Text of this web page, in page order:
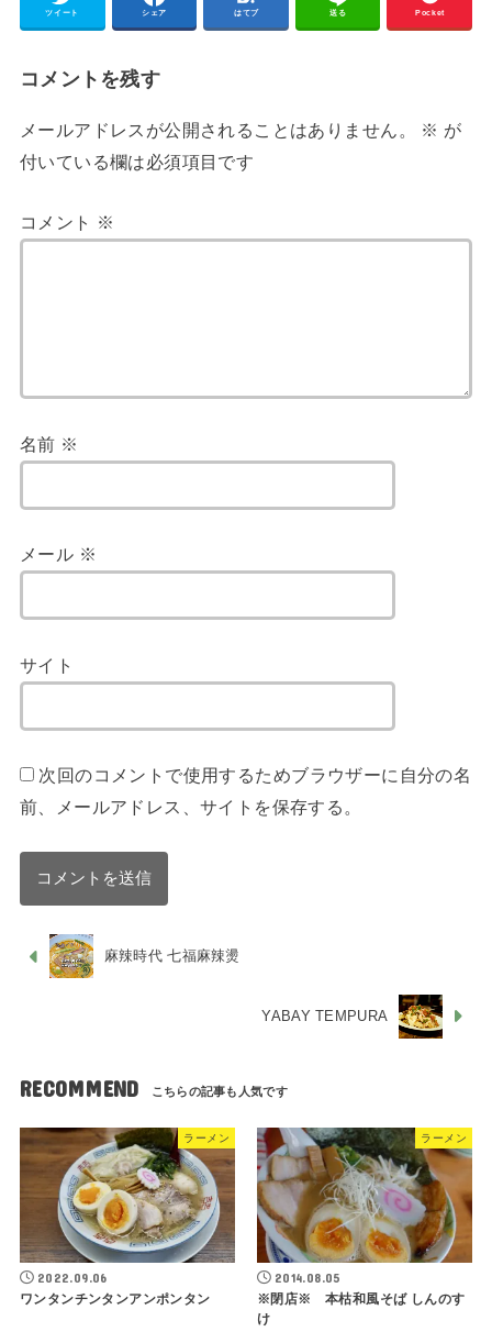
ツイート シェア はてブ 送る Pocket
コメントを残す
メールアドレスが公開されることはありません。 ※ が
付いている欄は必須項目です
コメント ※
名前 ※
メール ※
サイト
次回のコメントで使用するためブラウザーに自分の名
前、メールアドレス、サイトを保存する。
麻辣時代 七福麻辣燙
YABAY TEMPURA
RECOMMEND
ラーメン
2022.09.06
ワンタンチンタンアンポンタン
ラーメン
2014.08.05
※閉店※ 本枯和風そば しんのす
け